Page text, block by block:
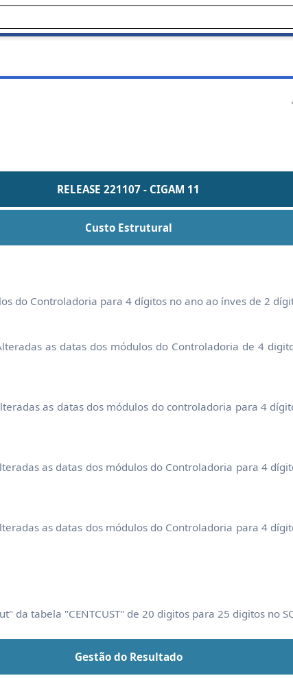
RELEASE 221107 - CIGAM 11
Custo Estrutural
do Controladoria para 4 dígitos no ano ao ínves de 2
as datas dos módulos do Controladoria de 4
as datas dos módulos do controladoria para 4
as datas dos módulos do Controladoria para 4
as datas dos módulos do Controladoria para 4
da tabela "CENTCUST" de 20 digitos para 25 digitos no
Gestão do Resultado